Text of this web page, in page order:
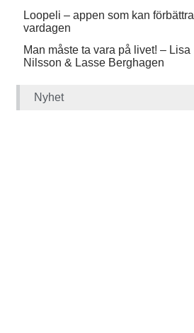
Loopeli – appen som kan förbättra
vardagen
Man måste ta vara på livet! – Lisa
Nilsson & Lasse Berghagen
Nyhet